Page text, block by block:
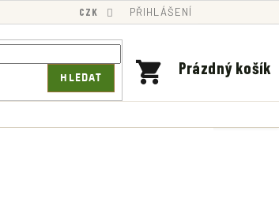
CZK PŘIHLÁŠENÍ
HLEDAT
NÁKUPNÍ
Prázdný košík